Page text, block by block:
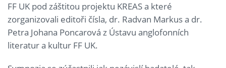
FF UK pod záštitou projektu KREAS a které
zorganizovali editoři čísla, dr. Radvan Markus a dr.
Petra Johana Poncarová z Ústavu anglofonních
literatur a kultur FF UK.